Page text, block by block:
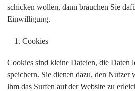
schicken wollen, dann brauchen Sie
Einwilligung.
Cookies
Cookies sind kleine Dateien, die Daten
speichern. Sie dienen dazu, den Nutzer
ihm das Surfen auf der Website zu